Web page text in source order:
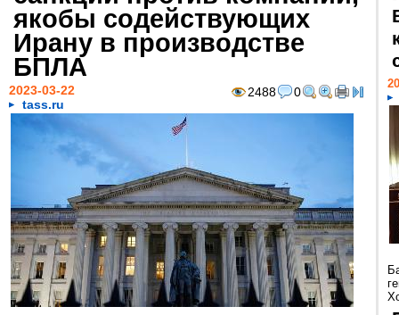
якобы содействующих
Ирану в производстве
БПЛА
2488 0
2023-03-22
tass.ru